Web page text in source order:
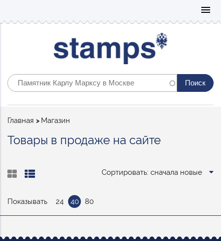
menu
Строка
Главная Магазин
Товары в продаже на сайте
Сортировать: сначала новые
Показывать 24 40 80